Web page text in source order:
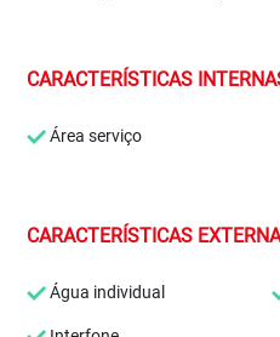
CARACTERÍSTICAS
Área serviço
CARACTERÍSTICAS
Água individual